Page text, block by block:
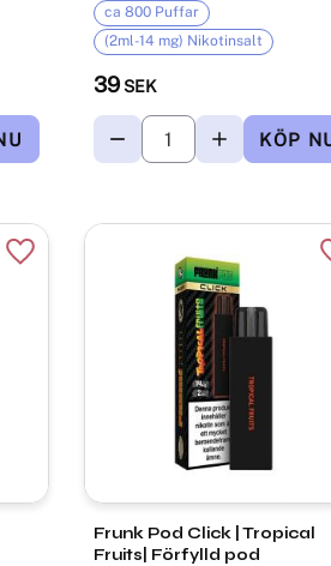
39SEK
ca 800 Puffar
(2ml-14 mg) Nikotinsalt
Lägg till i favoriter
Frunk Pod Click | Tropical
Fruits| Förfylld pod